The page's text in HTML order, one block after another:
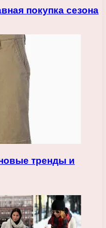
покупка сезона
тренды и